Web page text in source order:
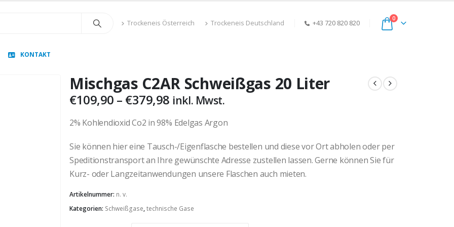
Trockeneis Österreich Trockeneis Deutschland +43 720 820 820
0
KONTAKT
Mischgas C2AR Schweißgas 20 Liter
€109,90 – €379,98Preisspanne:
bis
inkl. Mwst.
2% Kohlendioxid Co2 in 98% Edelgas Argon
Sie können hier eine Tausch-/Eigenflasche bestellen und diese vor Ort abholen oder per
Speditionstransport an Ihre gewünschte Adresse zustellen lassen. Gerne können Sie für
Kurz- oder Langzeitanwendungen unsere Flaschen auch mieten.
Artikelnummer: n. v.
Kategorien: Schweißgase,technische Gase